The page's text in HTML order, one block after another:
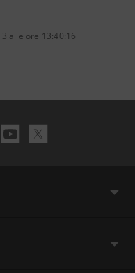
alle ore 13:40:16